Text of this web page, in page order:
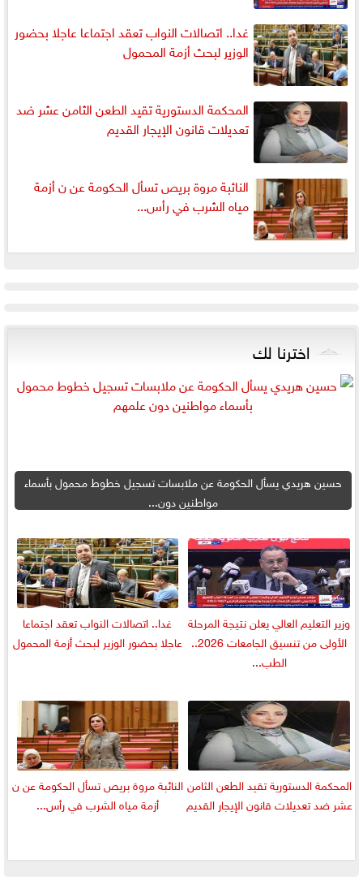
غدا.. اتصالات النواب تعقد اجتماعا عاجلا بحضور
الوزير لبحث أزمة المحمول
المحكمة الدستورية تقيد الطعن الثامن عشر ضد
تعديلات قانون الإيجار القديم
النائبة مروة بريص تسأل الحكومة عن ن أزمة
مياه الشرب في رأس...
اخترنا لك
حسين هريدي يسأل الحكومة عن ملابسات تسجيل خطوط محمول بأسماء
مواطنين دون...
وزير التعليم العالي يعلن نتيجة المرحلة
الأولى من تنسيق الجامعات 2026..
الطب...
غدا.. اتصالات النواب تعقد اجتماعا
عاجلا بحضور الوزير لبحث أزمة المحمول
المحكمة الدستورية تقيد الطعن الثامن
عشر ضد تعديلات قانون الإيجار القديم
النائبة مروة بريص تسأل الحكومة عن ن
أزمة مياه الشرب في رأس...